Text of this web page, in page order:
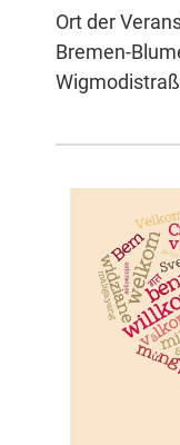
Ort der
Bremen-